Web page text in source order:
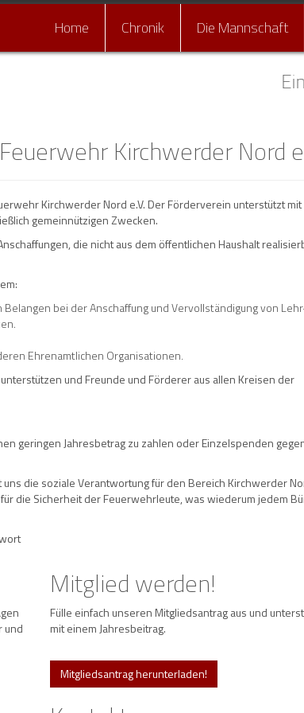
Home Chronik Die Mannschaft
Kirchwerder Nord
Kirchwerder Nord e.V. Der Förderverein unterstützt
gemeinnützigen Zwecken.
die nicht aus dem öffentlichen Haushalt
bei der Anschaffung und Vervollständigung von
Ehrenamtlichen Organisationen.
und Freunde und Förderer aus allen Kreisen der
geringen Jahresbetrag zu zahlen oder Einzelspenden
die soziale Verantwortung für den Bereich Kirchwerder
die Sicherheit der Feuerwehrleute, was wiederum jedem
und
Mitglied werden!
Fülle einfach unseren Mitgliedsantrag aus und
mit einem Jahresbeitrag.
Mitgliedsantrag herunterladen!